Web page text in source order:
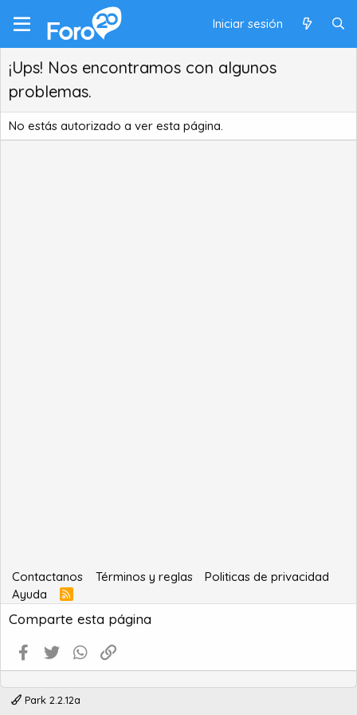
Iniciar sesión
¡Ups! Nos encontramos con algunos
problemas.
No estás autorizado a ver esta página.
Contactanos Términos y reglas
Politicas de privacidad
Ayuda
R
S
S
Comparte esta página
Facebook
Twitter WhatsApp
Park 2.2.12a